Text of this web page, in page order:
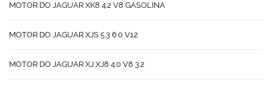
MOTOR DO JAGUAR XK8 4.2 V8 GASOLINA
MOTOR DO JAGUAR XJS 5.3 6.0 V12
MOTOR DO JAGUAR XJ XJ8 4.0 V8 3.2